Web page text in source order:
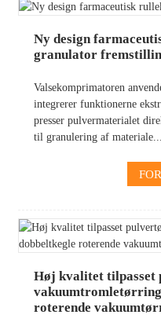
Ny design
granulator
Valsekomprimatoren
integrerer funktionerne
presser pulvermaterialet
til granulering af materiale...
Høj kvalitet
roterende